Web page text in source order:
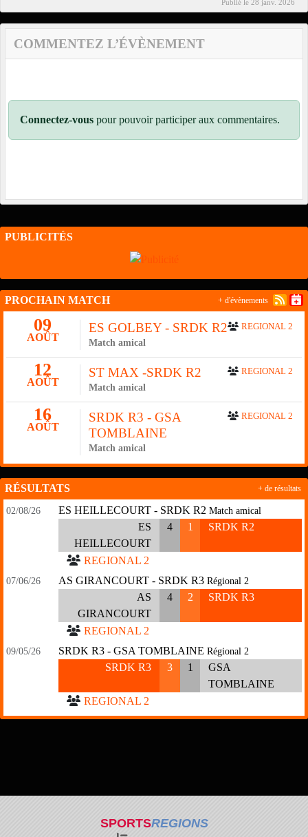
Publié le 28 janv. 2026
COMMENTEZ L’ÉVÈNEMENT
Connectez-vous pour pouvoir participer aux commentaires.
PUBLICITÉS
PROCHAIN MATCH
09
AOÛT
REGIONAL 2
ES GOLBEY - SRDK R2
Match amical
12
AOÛT
REGIONAL 2
ST MAX -SRDK R2
Match amical
16
AOÛT
REGIONAL 2
SRDK R3 - GSA
TOMBLAINE
Match amical
+ d'évènements
RÉSULTATS
02/08/26 ES HEILLECOURT - SRDK R2 Match amical
ES
HEILLECOURT
4 1 SRDK R2
REGIONAL 2
07/06/26 AS GIRANCOURT - SRDK R3 Régional 2
AS
GIRANCOURT
4 2 SRDK R3
REGIONAL 2
09/05/26 SRDK R3 - GSA TOMBLAINE Régional 2
SRDK R3 3 1
GSA
TOMBLAINE
REGIONAL 2
+ de résultats
SPORTSREGIONS